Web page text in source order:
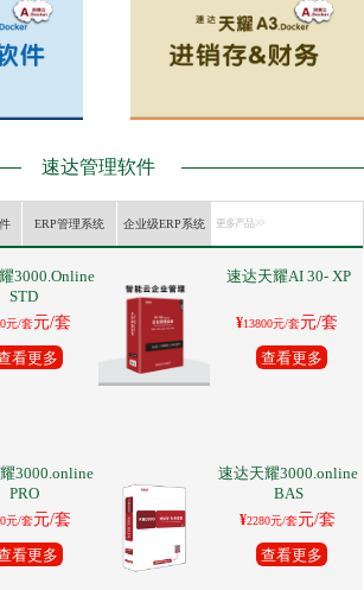
速达管理软件
ERP管理系统 企业级ERP系统 更多产品 >>
3000.Online
STD
元/套元/套
看更多
速达天耀AI 30- XP
¥13800元/套元/套
查看更多
3000.online
PRO
元/套元/套
看更多
速达天耀3000.online
BAS
¥2280元/套元/套
查看更多